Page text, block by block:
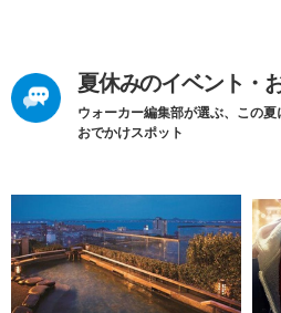
夏休みのイベント・
ウォーカー編集部が選ぶ、この
おでかけスポット